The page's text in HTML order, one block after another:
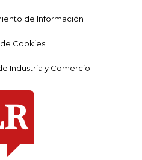
de Información
Cookies
Industria y Comercio